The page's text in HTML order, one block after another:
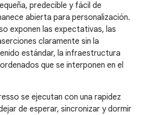
predecible y fácil de
abierta para personalización.
exponen las expectativas, las
claramente sin la
estándar, la infraestructura
que se interponen en el
se ejecutan con una rapidez
de esperar, sincronizar y dormir